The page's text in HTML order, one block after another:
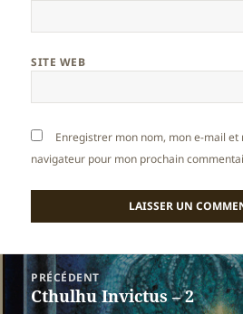
SITE WEB
Enregistrer mon nom, mon e-mail et
navigateur pour mon prochain
Navigation
l’article
PRÉCÉDENT
Article
Cthulhu Invictus – 2